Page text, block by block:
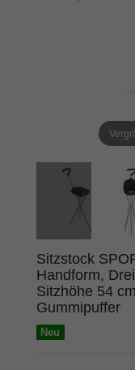
Sitzstock
Handform,
Sitzhöhe 54
Gummipuffer
Neu